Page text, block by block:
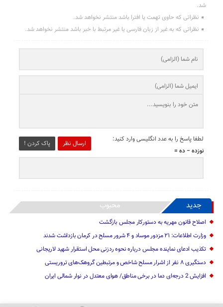
شد.
نظراتی که حاوی تهمت یا افترا باشد منتشر نخواهد شد.
نظراتی که به غیر از زبان فارسی یا غیر مرتبط با خبر باشد منتشر نخواهد شد.
ارسال نظر پاک کردن !
لطفا پاسخ را به عدد انگلیسی وارد کنید:
نوزده − ده =
جدید محبوب
اصلاح قانون مهریه به دستورکار مجلس بازگشت
وزارت اطلاعات: ۲۱ مزدور موساد و ۴ شرور مسلح در کرمان بازداشت شدند
تکذیب ادعای نماینده مجلس درباره نحوه ردزنی محل استقرار شهید لاریجانی
دستگیری ۸ نفر از اشرار مسلح شاخص و مرتبطین گروهک‌های تروریستی
افزایش 2 درجه‌ای دما در برخی مناطق/ هوای معتدل در نوار شمالی ایران